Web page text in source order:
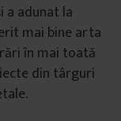
a adunat la
mai bine arta
în mai toată
din târguri